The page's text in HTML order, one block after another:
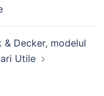
Decker, modelul
Utile